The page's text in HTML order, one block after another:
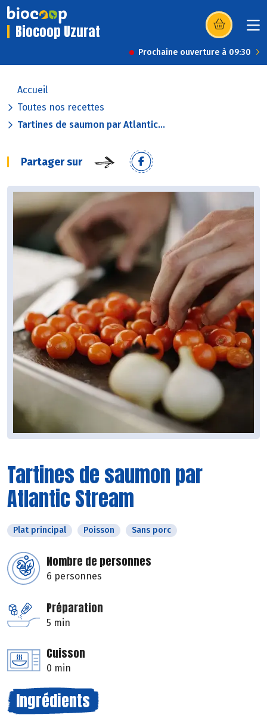
Biocoop Uzurat (s’ouvre dans
Prochaine ouverture à 09:30
Accueil
Toutes nos recettes
Tartines de saumon par Atlantic...
Partager sur
Tartines de saumon par
Atlantic Stream
Plat principal Poisson Sans porc
Nombre de personnes
6 personnes
Préparation
5 min
Cuisson
0 min
Ingrédients